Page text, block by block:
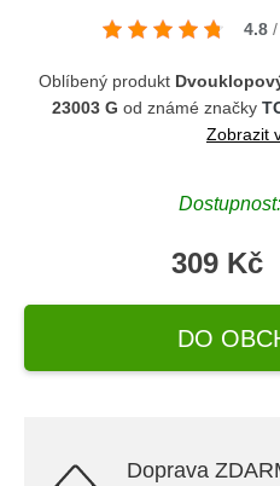
4.8 /
Oblíbený produkt
23003 G od známé značky
Zobrazit
309 Kč
DO
Doprava